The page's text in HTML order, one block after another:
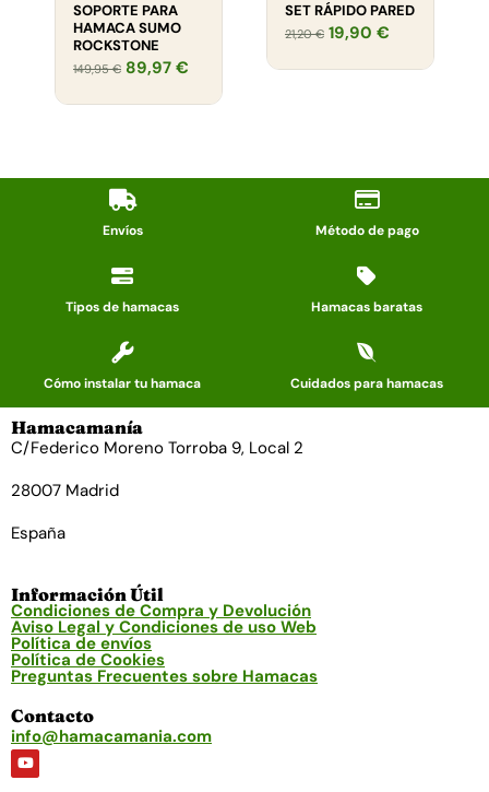
SOPORTE PARA
HAMACA SUMO
ROCKSTONE
149,95 € 89,97 €
SET RÁPIDO PARED
21,20 € 19,90 €
Envíos Método de pago
Tipos de hamacas Hamacas baratas
Cómo instalar tu hamaca Cuidados para hamacas
Hamacamanía
C/Federico Moreno Torroba 9, Local 2
28007 Madrid
España
Información Útil
Condiciones de Compra y Devolución
Aviso Legal y Condiciones de uso Web
Política de envíos
Política de Cookies
Preguntas Frecuentes sobre Hamacas
Contacto
info@hamacamania.com